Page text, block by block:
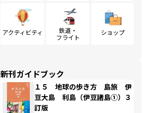
アクティビティ
鉄道・
フライト
ショップ
新刊ガイドブック
１５ 地球の歩き方 島旅 伊
豆大島 利島（伊豆諸島①）３
訂版